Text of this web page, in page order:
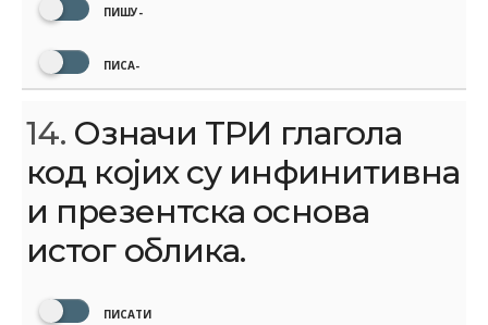
ПИШУ-
ПИСА-
14. Означи ТРИ глагола
код којих су инфинитивна
и презентска основа
истог облика.
ПИСАТИ